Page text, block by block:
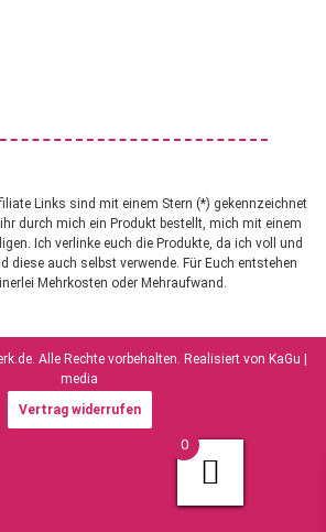
Links sind mit einem Stern (*) gekennzeichnet
durch mich ein Produkt bestellt, mich mit einem
Ich verlinke euch die Produkte, da ich voll und
diese auch selbst verwende. Für Euch entstehen
Mehrkosten oder Mehraufwand.
Alle Rechte vorbehalten. Realisiert von KaGu |
media
Vertrag widerrufen
0